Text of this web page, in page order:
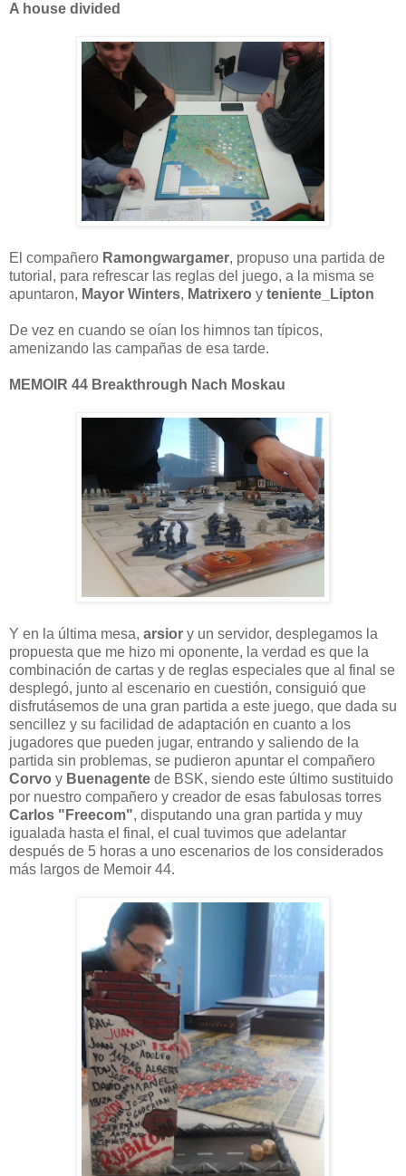
A house divided
El compañero Ramongwargamer, propuso una partida de
tutorial, para refrescar las reglas del juego, a la misma se
apuntaron, Mayor Winters, Matrixero y teniente_Lipton
De vez en cuando se oían los himnos tan típicos,
amenizando las campañas de esa tarde.
MEMOIR 44 Breakthrough Nach Moskau
Y en la última mesa, arsior y un servidor, desplegamos la
propuesta que me hizo mi oponente, la verdad es que la
combinación de cartas y de reglas especiales que al final se
desplegó, junto al escenario en cuestión, consiguió que
disfrutásemos de una gran partida a este juego, que dada su
sencillez y su facilidad de adaptación en cuanto a los
jugadores que pueden jugar, entrando y saliendo de la
partida sin problemas, se pudieron apuntar el compañero
Corvo y Buenagente de BSK, siendo este último sustituido
por nuestro compañero y creador de esas fabulosas torres
Carlos "Freecom", disputando una gran partida y muy
igualada hasta el final, el cual tuvimos que adelantar
después de 5 horas a uno escenarios de los considerados
más largos de Memoir 44.